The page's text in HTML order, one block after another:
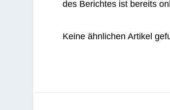
des Berichtes ist bereits
Keine ähnlichen Artikel